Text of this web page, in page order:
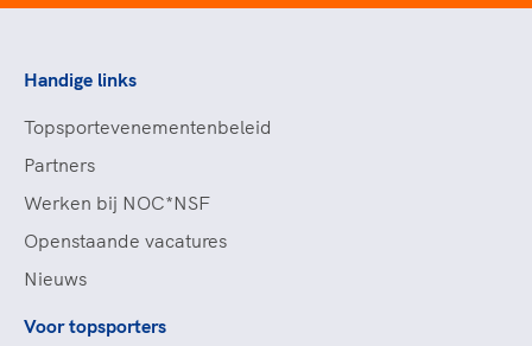
Handige links
Topsportevenementenbeleid
Partners
Werken bij NOC*NSF
Openstaande vacatures
Nieuws
Voor topsporters